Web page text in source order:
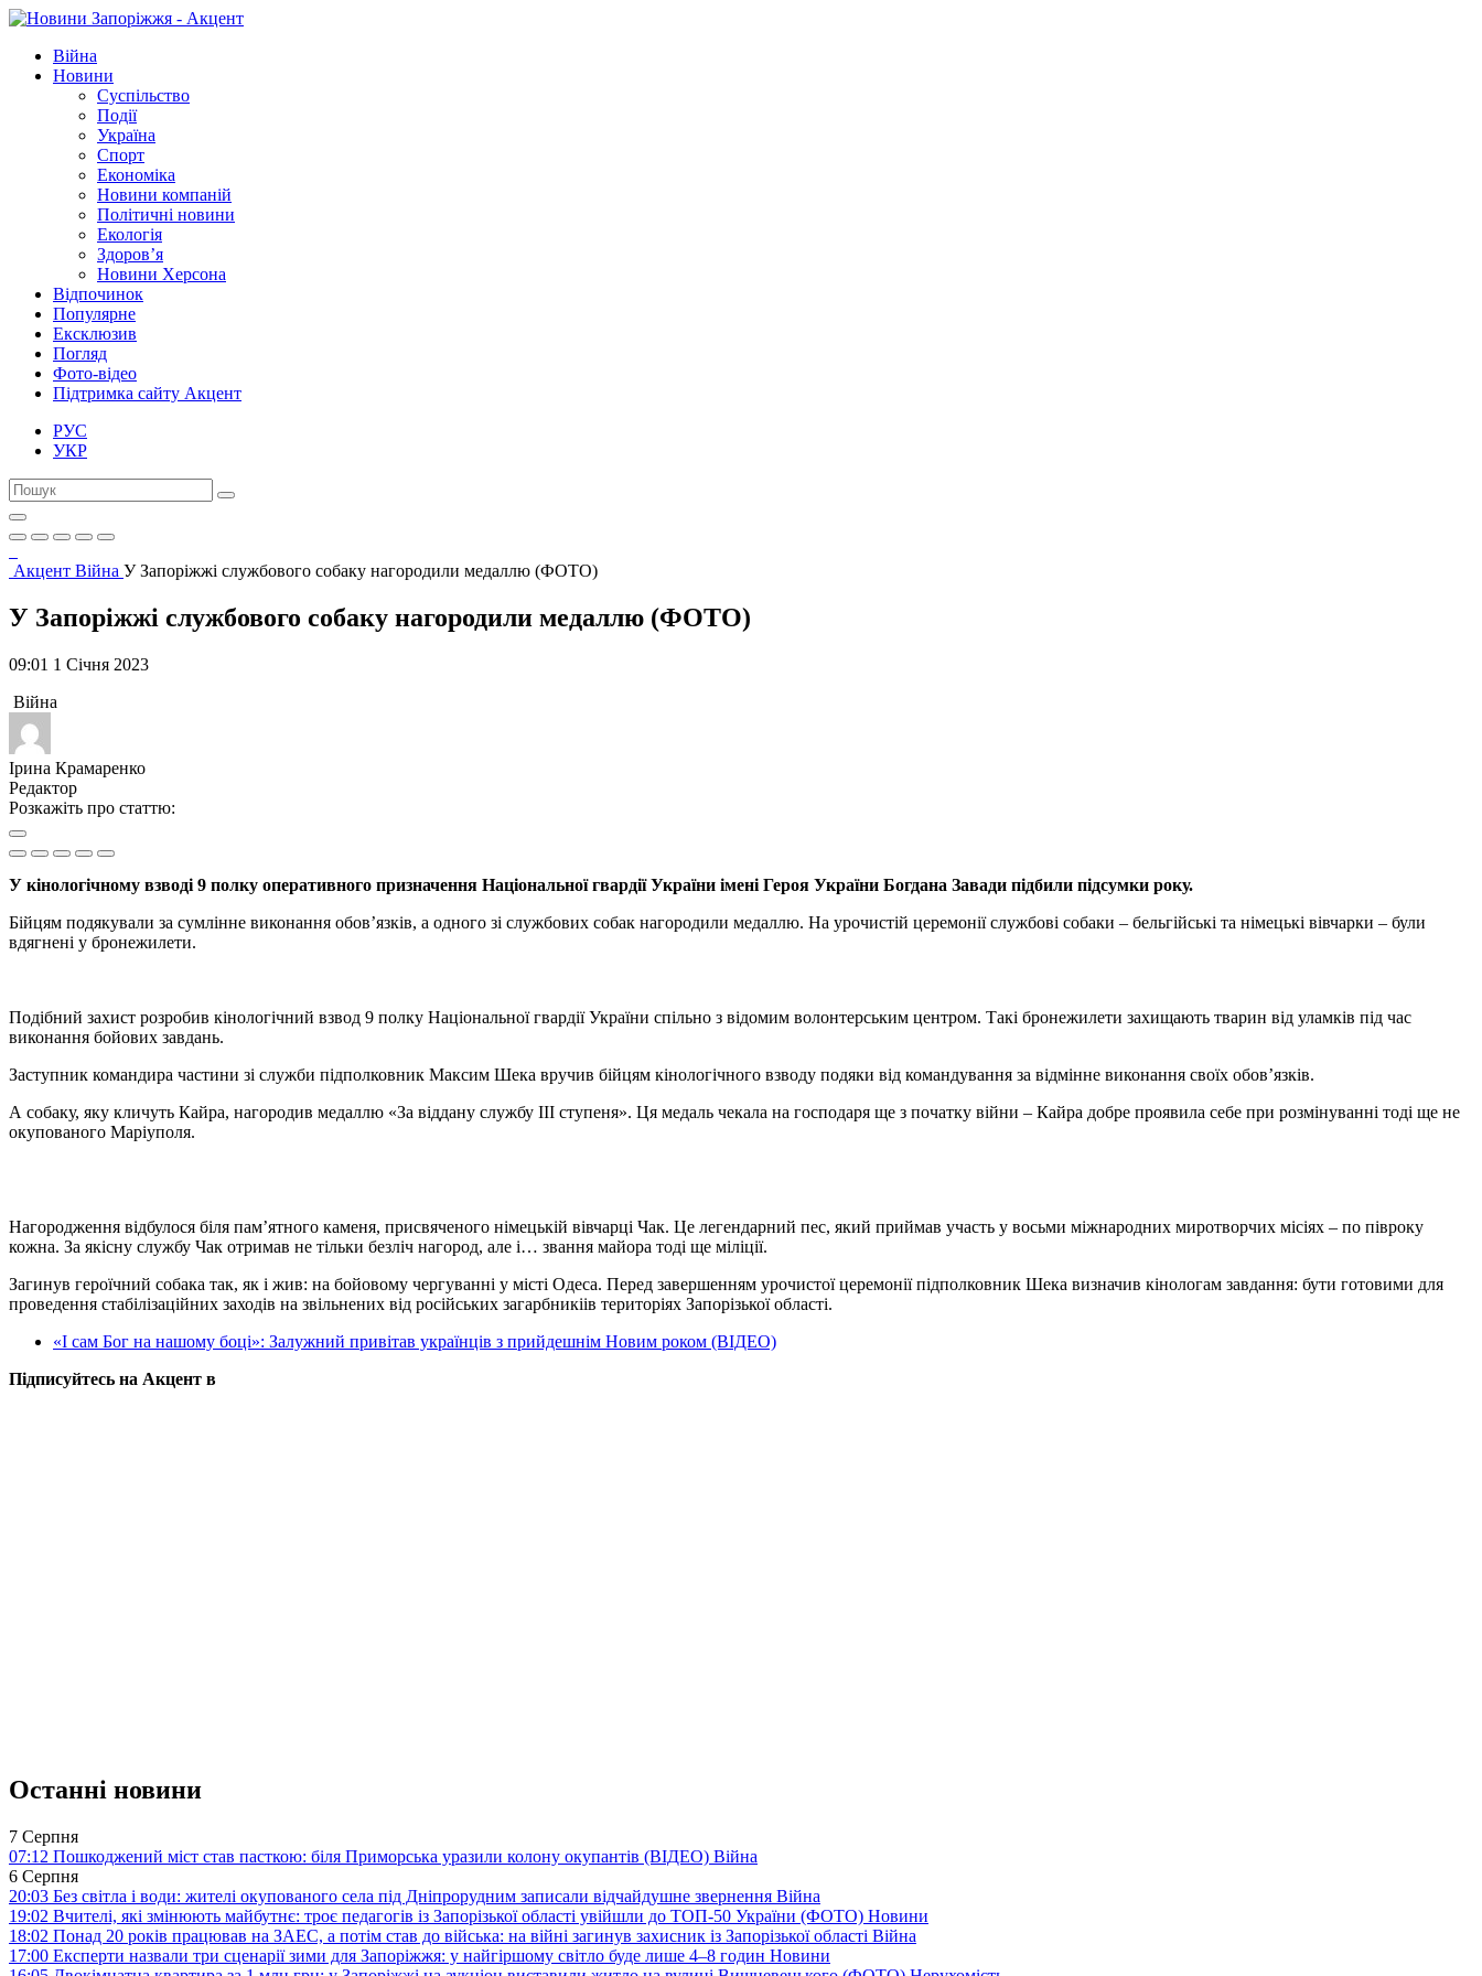
Війна
Новини
Суспільство
Події
Україна
Спорт
Економіка
Новини компаній
Політичні новини
Екологія
Здоров’я
Новини Херсона
Відпочинок
Популярне
Ексклюзив
Погляд
Фото-відео
Підтримка сайту Акцент
РУС
УКР
Акцент Війна У Запоріжжі службового собаку нагородили медаллю (ФОТО)
У Запоріжжі службового собаку нагородили медаллю (ФОТО)
09:01 1 Січня 2023
Війна
Ірина Крамаренко
Редактор
Розкажіть про статтю:
У кінологічному взводі 9 полку оперативного призначення Національної гвардії України імені Героя України Богдана Завади підбили підсумки року.
Бійцям подякували за сумлінне виконання обов’язків, а одного зі службових собак нагородили медаллю. На урочистій церемонії службові собаки – бельгійські та німецькі вівчарки – були
вдягнені у бронежилети.
Подібний захист розробив кінологічний взвод 9 полку Національної гвардії України спільно з відомим волонтерським центром. Такі бронежилети захищають тварин від уламків під час
виконання бойових завдань.
Заступник командира частини зі служби підполковник Максим Шека вручив бійцям кінологічного взводу подяки від командування за відмінне виконання своїх обов’язків.
А собаку, яку кличуть Кайра, нагородив медаллю «За віддану службу ІІІ ступеня». Ця медаль чекала на господаря ще з початку війни – Кайра добре проявила себе при розмінуванні тоді ще не
окупованого Маріуполя.
Нагородження відбулося біля пам’ятного каменя, присвяченого німецькій вівчарці Чак. Це легендарний пес, який приймав участь у восьми міжнародних миротворчих місіях – по півроку
кожна. За якісну службу Чак отримав не тільки безліч нагород, але і… звання майора тоді ще міліції.
Загинув героїчний собака так, як і жив: на бойовому чергуванні у місті Одеса. Перед завершенням урочистої церемонії підполковник Шека визначив кінологам завдання: бути готовими для
проведення стабілізаційних заходів на звільнених від російських загарбникіів територіях Запорізької області.
«І сам Бог на нашому боці»: Залужний привітав українців з прийдешнім Новим роком (ВІДЕО)
Підписуйтесь на Акцент в
Останні новини
7 Серпня
07:12 Пошкоджений міст став пасткою: біля Приморська уразили колону окупантів (ВІДЕО) Війна
6 Серпня
20:03 Без світла і води: жителі окупованого села під Дніпрорудним записали відчайдушне звернення Війна
19:02 Вчителі, які змінюють майбутнє: троє педагогів із Запорізької області увійшли до ТОП-50 України (ФОТО) Новини
18:02 Понад 20 років працював на ЗАЕС, а потім став до війська: на війні загинув захисник із Запорізької області Війна
17:00 Експерти назвали три сценарії зими для Запоріжжя: у найгіршому світло буде лише 4–8 годин Новини